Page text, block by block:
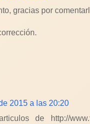
gracias por
2015 a las 20:20
de http://